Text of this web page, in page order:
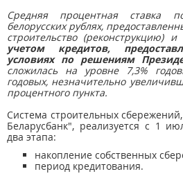
Средняя процентная ставка
белорусских рублях,
строительство (реконструкцию)
учетом кредитов,
условиях по решениям
сложилась на уровне 7,3%
годовых, незначительно
процентного пункта.
Система строительных
Беларусбанк", реализуется с 1
два этапа:
накопление собственных
период кредитования.